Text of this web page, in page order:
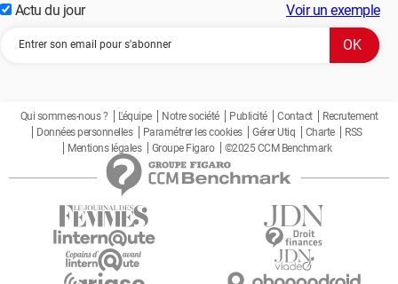
Actu du jour Voir un exemple
Qui sommes-nous ? L'équipe Notre société Publicité Contact
Recrutement
Données personnelles
Paramétrer les cookies Gérer Utiq Charte
RSS
Mentions légales
Groupe Figaro ©2025 CCM Benchmark